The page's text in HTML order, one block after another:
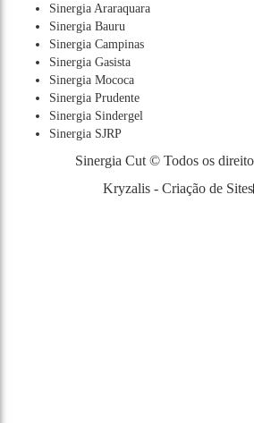
Sinergia Araraquara
Sinergia Bauru
Sinergia Campinas
Sinergia Gasista
Sinergia Mococa
Sinergia Prudente
Sinergia Sindergel
Sinergia SJRP
Sinergia Cut © Todos os
Kryzalis - Criação de Sites